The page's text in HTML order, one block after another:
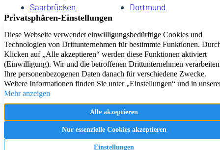
Saarbrücken
Dortmund
Hannover
Dresden
Kiel
Wuppertal
Bremen
HomeCompany eG Ihre Agenturen für Wohnen auf Zeit
Impressum Datenschutz Kontakt